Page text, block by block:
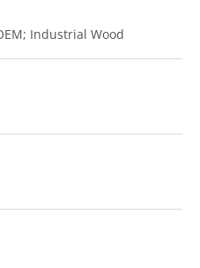
Industrial Wood